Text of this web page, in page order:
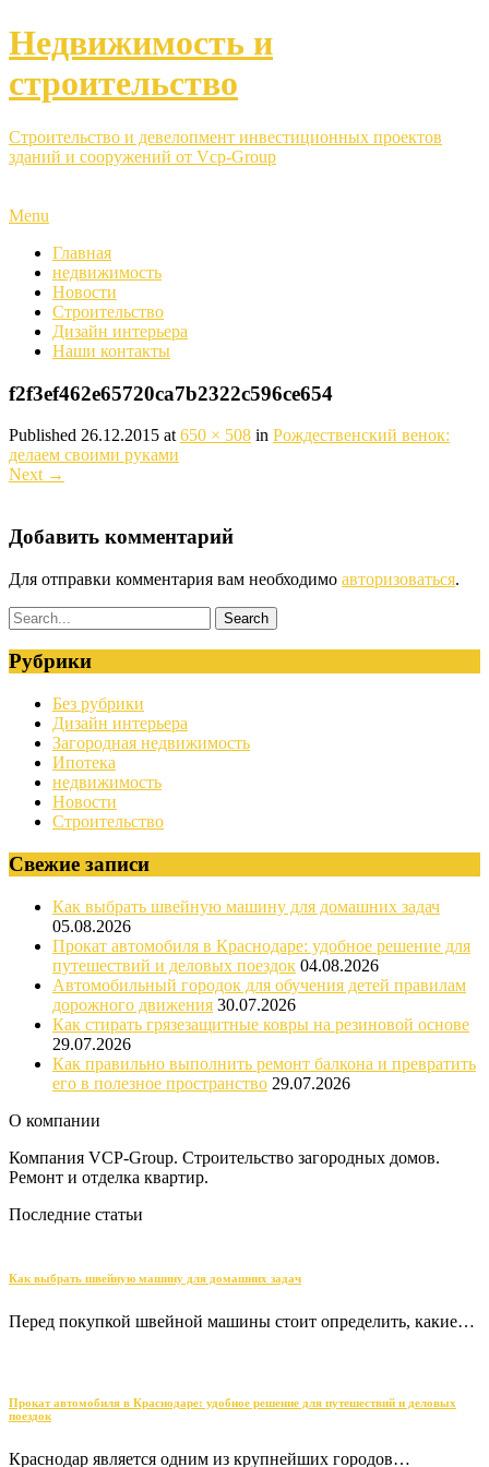
Недвижимость и
строительство
Строительство и девелопмент инвестиционных проектов
зданий и сооружений от Vcp-Group
Menu
Главная
недвижимость
Новости
Строительство
Дизайн интерьера
Наши контакты
f2f3ef462e65720ca7b2322c596ce654
Published 26.12.2015 at 650 × 508 in Рождественский венок:
делаем своими руками
Next →
Добавить комментарий
Для отправки комментария вам необходимо авторизоваться.
Рубрики
Без рубрики
Дизайн интерьера
Загородная недвижимость
Ипотека
недвижимость
Новости
Строительство
Свежие записи
Как выбрать швейную машину для домашних задач
05.08.2026
Прокат автомобиля в Краснодаре: удобное решение для
путешествий и деловых поездок 04.08.2026
Автомобильный городок для обучения детей правилам
дорожного движения 30.07.2026
Как стирать грязезащитные ковры на резиновой основе
29.07.2026
Как правильно выполнить ремонт балкона и превратить
его в полезное пространство 29.07.2026
О компании
Компания VCP-Group. Строительство загородных домов.
Ремонт и отделка квартир.
Последние статьи
Как выбрать швейную машину для домашних задач
Перед покупкой швейной машины стоит определить, какие…
Прокат автомобиля в Краснодаре: удобное решение для путешествий и деловых
поездок
Краснодар является одним из крупнейших городов…